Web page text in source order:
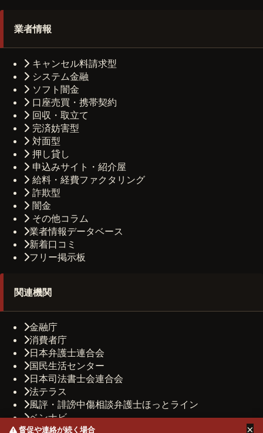
業者情報
キャンセル料請求型
システム金融
ソフト闇金
口座売買・携帯契約
回収・取立て
完済妨害型
対面型
押し貸し
申込みサイト・紹介屋
給料・経費ファクタリング
詐欺型
闇金
その他コラム
業者情報データベース
新着口コミ
フリー掲示板
関連機関
金融庁
消費者庁
日本弁護士連合会
国民生活センター
日本司法書士会連合会
法テラス
風評・誹謗中傷相談弁護士ほっとライン
ベンナビ
司法書士法人しもひがし法務事務所
督促や連絡が続く場合 ×